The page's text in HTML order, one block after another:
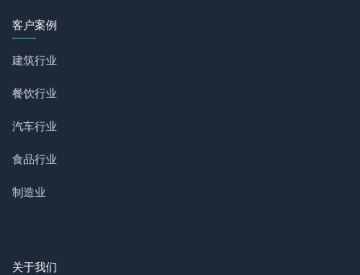
客户案例
建筑行业
餐饮行业
汽车行业
食品行业
制造业
关于我们